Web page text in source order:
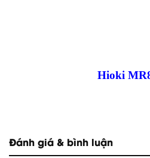
Hioki
Đánh giá & bình luận